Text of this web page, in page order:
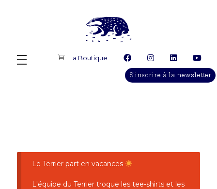
La Boutique
S'inscrire à la newsletter
Le Terrier part en vacances
L'équipe du Terrier troque les tee-shirts et les